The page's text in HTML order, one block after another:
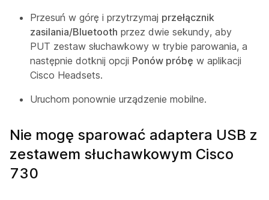
Przesuń w górę i przytrzymaj przełącznik
zasilania/Bluetooth przez dwie sekundy, aby
PUT zestaw słuchawkowy w trybie parowania, a
następnie dotknij opcji Ponów próbę w aplikacji
Cisco Headsets.
Uruchom ponownie urządzenie mobilne.
Nie mogę sparować adaptera USB z
zestawem słuchawkowym Cisco
730